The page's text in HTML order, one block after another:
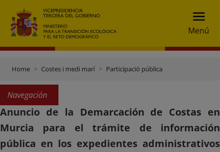
Menú
Home Costes i medi marí Participació pública
Navegación
Anuncio de la Demarcación de Costas en
Murcia para el trámite de información
pública en los expedientes administrativos